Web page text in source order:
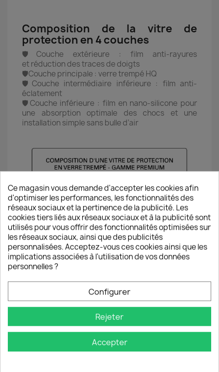
Composition de la vitre de
protection en 4 couches
🛡️Couche extérieure : film anti-rayures
et réduction des traces de doigts
🛡️Couche principale : verre trempé HQ
🛡️Couche intermédiaire inférieure : film anti-
éclatement
🛡️Couche inférieure : film en nano-silicone pour
une absorption optimale des chocs et une
installation simple sans bulle d’air
Contenu de la Boîte
🛡️1 vitre en verre trempé HQ
🛡️1 lingette dégraissante à base d’alcool à 70°
🛡️1 lingette dépoussiérante
🛡️1 sticker anti-poussières résiduelles
🛡️1 notice d’installation détaillée en français
Ce magasin vous demande d'accepter les cookies afin
d'optimiser les performances, les fonctionnalités des
réseaux sociaux et la pertinence de la publicité. Les
cookies tiers liés aux réseaux sociaux et à la publicité sont
utilisés pour vous offrir des fonctionnalités optimisées sur
les réseaux sociaux, ainsi que des publicités
personnalisées. Acceptez-vous ces cookies ainsi que les
implications associées à l'utilisation de vos données
personnelles ?
Configurer
Rejeter
Accepter